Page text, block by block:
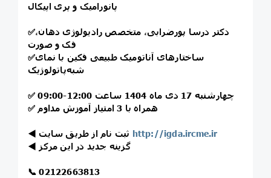
پانورامیک و پری اپیکال
✅دکتر درسا پورضرابی، متخصص رادیولوژی دهان،
فک و صورت
✅ساختارهای آناتومیک طبیعی فکین با نمای
شبه‌پاتولوژیک
✅
چهارشنبه 17 دی ماه 1404 ساعت 12:00-09:00
✅
همراه با 3 امتیاز آموزش مداوم
◀️
http://igda.ircme.ir
◀️ گزینه جدید در این مرکز
📞 02122663813